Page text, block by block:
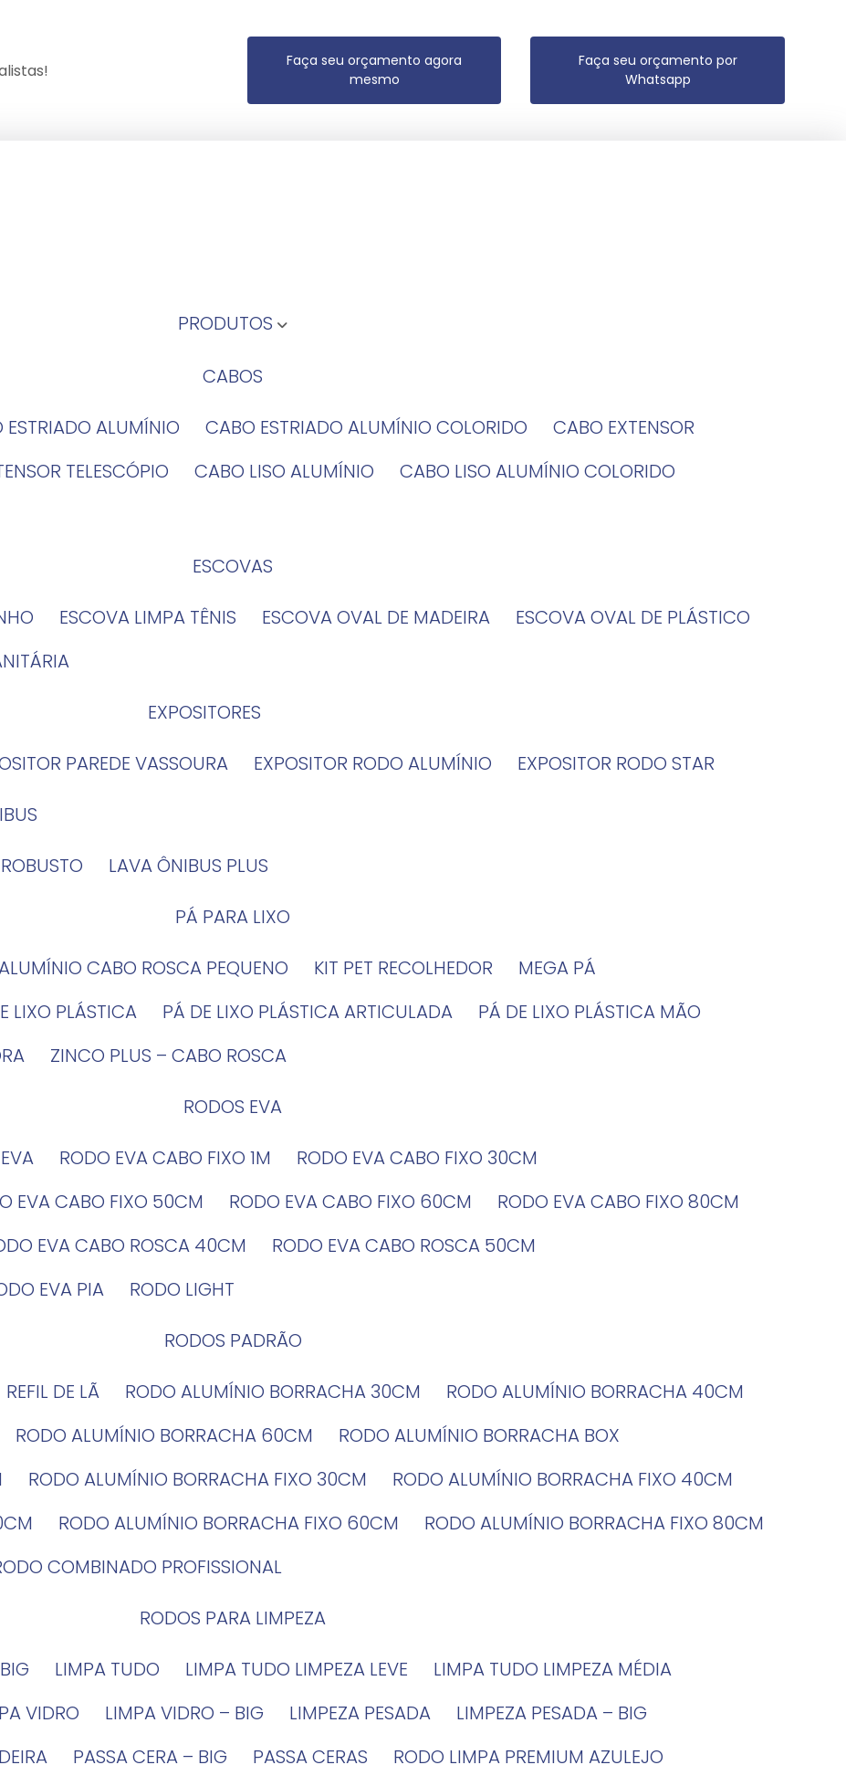
Faça seu orçamento agora
mesmo
Faça seu orçamento por
Whatsapp
PRODUTOS
CABOS
ESTRIADO ALUMÍNIO CABO ESTRIADO ALUMÍNIO COLORIDO
CABO EXTENSOR
TELESCÓPIO CABO LISO ALUMÍNIO
CABO LISO ALUMÍNIO COLORIDO
ESCOVAS
ESCOVA LIMPA TÊNIS ESCOVA OVAL DE MADEIRA
ESCOVA OVAL DE PLÁSTICO
EXPOSITORES
PAREDE VASSOURA EXPOSITOR RODO ALUMÍNIO
EXPOSITOR RODO STAR
LAVA ÔNIBUS PLUS
PÁ PARA LIXO
ALUMÍNIO CABO ROSCA PEQUENO KIT PET RECOLHEDOR
MEGA PÁ
LIXO PLÁSTICA PÁ DE LIXO PLÁSTICA ARTICULADA
PÁ DE LIXO PLÁSTICA MÃO
ZINCO PLUS – CABO ROSCA
RODOS EVA
RODO EVA CABO FIXO 1M
RODO EVA CABO FIXO 30CM
EVA CABO FIXO 50CM RODO EVA CABO FIXO 60CM
RODO EVA CABO FIXO 80CM
EVA CABO ROSCA 40CM
RODO EVA CABO ROSCA 50CM
EVA PIA
RODO LIGHT
RODOS PADRÃO
REFIL DE LÃ RODO ALUMÍNIO BORRACHA 30CM
RODO ALUMÍNIO BORRACHA 40CM
RODO ALUMÍNIO BORRACHA 60CM
RODO ALUMÍNIO BORRACHA BOX
RODO ALUMÍNIO BORRACHA FIXO 30CM
RODO ALUMÍNIO BORRACHA FIXO 40CM
RODO ALUMÍNIO BORRACHA FIXO 60CM
RODO ALUMÍNIO BORRACHA FIXO 80CM
RODO COMBINADO PROFISSIONAL
RODOS PARA LIMPEZA
LIMPA TUDO LIMPA TUDO LIMPEZA LEVE
LIMPA TUDO LIMPEZA MÉDIA
VIDRO LIMPA VIDRO – BIG LIMPEZA PESADA
LIMPEZA PESADA – BIG
PASSA CERA – BIG PASSA CERAS
RODO LIMPA PREMIUM AZULEJO